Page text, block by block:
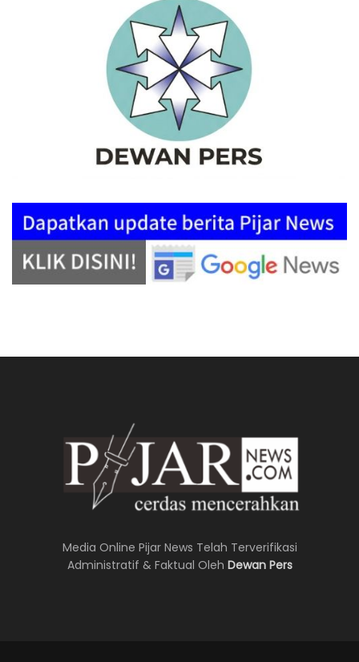
Media Online Pijar News Telah Terverifikasi
Administratif & Faktual Oleh Dewan Pers